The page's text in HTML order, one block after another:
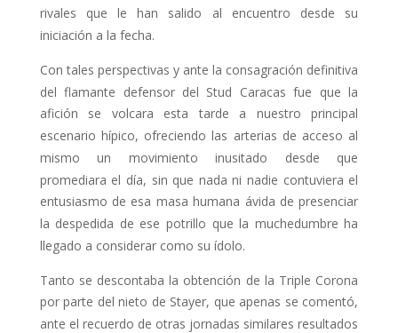
rivales que le han salido al encuentro desde su
iniciación a la fecha.
Con tales perspectivas y ante la consa­gración definitiva
del flamante defensor del Stud Caracas fue que la
afición se volcara esta tarde a nuestro principal
escenario hípico, ofreciendo las arte­rias de acceso al
mismo un movimiento inusitado desde que
promediara el día, sin que nada ni nadie contuviera el
en­tusiasmo de esa masa humana ávida de presenciar
la despedida de ese potrillo que la muchedumbre ha
llegado a con­siderar como su ídolo.
Tanto se descontaba la obtención de la Triple Corona
por parte del nieto de Stayer, que apenas se comentó,
ante el recuerdo de otras jornadas similares resultados